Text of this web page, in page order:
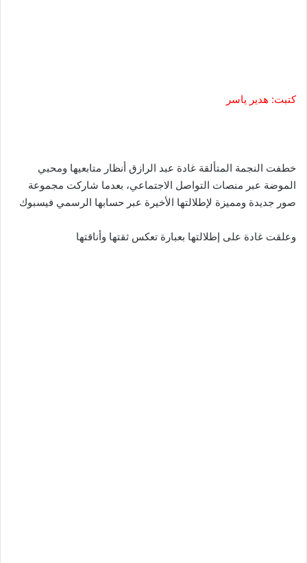
كتبت: هدير ياسر
خطفت النجمة المتألقة غادة عبد الرازق أنظار متابعيها ومحبي
الموضة عبر منصات التواصل الاجتماعي، بعدما شاركت مجموعة
صور جديدة ومميزة لإطلالتها الأخيرة عبر حسابها الرسمي فيسبوك
وعلقت غادة على إطلالتها بعبارة تعكس ثقتها وأناقتها